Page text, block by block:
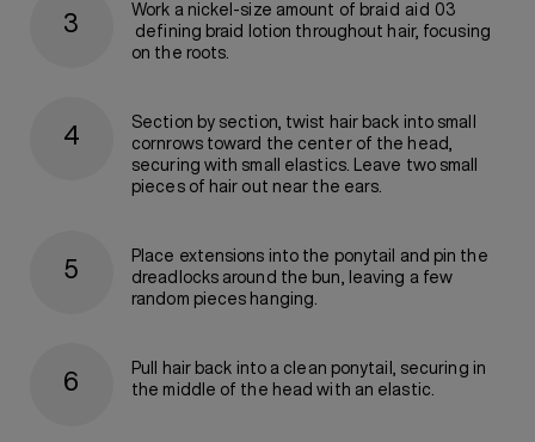
Work a nickel-size amount of braid aid 03
defining braid lotion throughout hair, focusing
on the roots.
Section by section, twist hair back into small
cornrows toward the center of the head,
securing with small elastics. Leave two small
pieces of hair out near the ears.
Place extensions into the ponytail and pin the
dreadlocks around the bun, leaving a few
random pieces hanging.
Pull hair back into a clean ponytail, securing in
the middle of the head with an elastic.